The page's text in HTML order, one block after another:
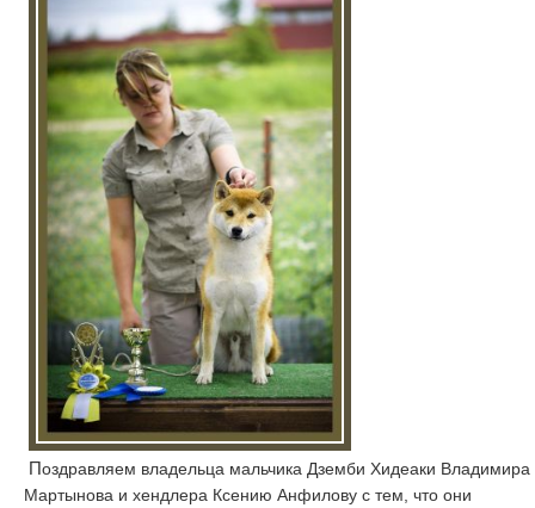
Поздравляем владельца мальчика Дземби Хидеаки Владимира
Мартынова и хендлера Ксению Анфилову с тем, что они